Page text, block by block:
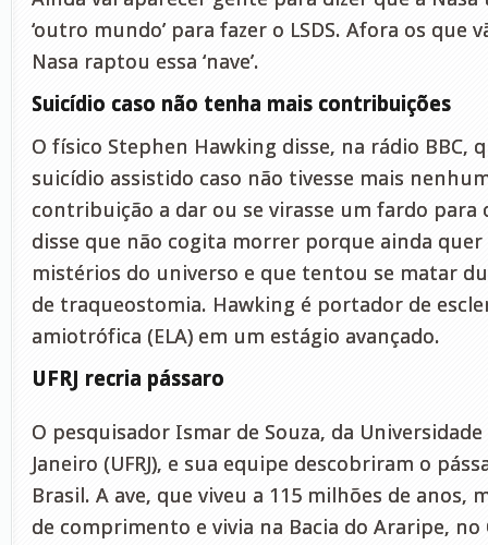
‘outro mundo’ para fazer o LSDS. Afora os que
Nasa raptou essa ‘nave’.
Suicídio caso não tenha mais contribuições
O físico Stephen Hawking disse, na rádio BBC,
suicídio assistido caso não tivesse mais
contribuição a dar ou se virasse um fardo para
disse que não cogita morrer porque ainda
mistérios do universo e que tentou se matar
de traqueostomia. Hawking é portador de
amiotrófica (ELA) em um estágio avançado.
UFRJ recria pássaro
O pesquisador Ismar de Souza, da Universidade
Janeiro (UFRJ), e sua equipe descobriram o
Brasil. A ave, que viveu a 115 milhões de anos,
de comprimento e vivia na Bacia do Araripe, no